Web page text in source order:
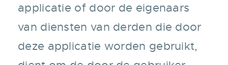
applicatie of door de eigenaars
van diensten van derden die door
deze applicatie worden gebruikt,